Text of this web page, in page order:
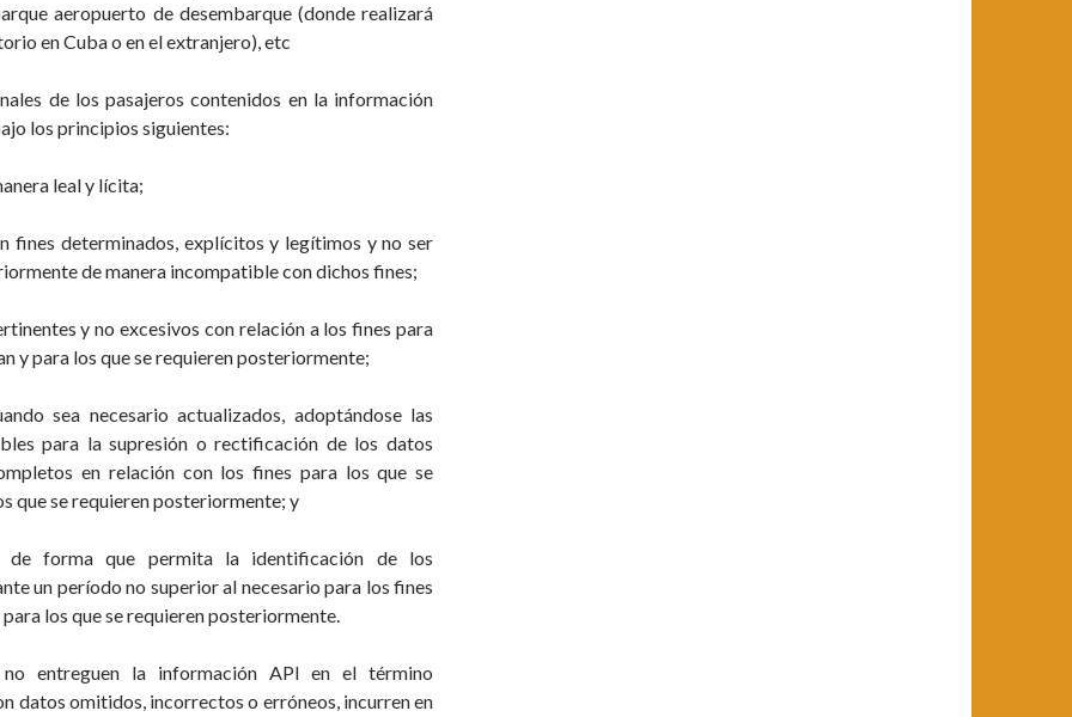
aeropuerto de desembarque (donde realizará
en Cuba o en el extranjero), etc
de los pasajeros contenidos en la información
los principios siguientes:
leal y lícita;
fines determinados, explícitos y legítimos y no ser
de manera incompatible con dichos fines;
y no excesivos con relación a los fines para
y para los que se requieren posteriormente;
sea necesario actualizados, adoptándose las
para la supresión o rectificación de los datos
en relación con los fines para los que se
que se requieren posteriormente; y
de forma que permita la identificación de los
un período no superior al necesario para los fines
para los que se requieren posteriormente.
no entreguen la información API en el término
datos omitidos, incorrectos o erróneos, incurren en